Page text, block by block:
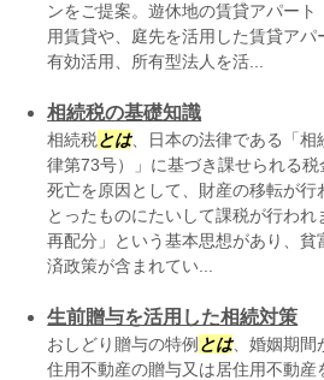
ンをご提案。遊休地の賃貸アパー
用賃貸や、庭先を活用した賃貸ア
有効活用、所有型法人を活...
相続税の基礎知識
相続税とは、日本の法律である「
律第73号）」に基づき課せられる
死亡を原因として、財産の移転が
とったものにたいして課税が行わ
再配分」という基本思想があり、
済政策が含まれてい...
生前贈与を活用した相続対策
おしどり贈与の特例 とは、婚姻期間
住用不動産の贈与又は居住用不動